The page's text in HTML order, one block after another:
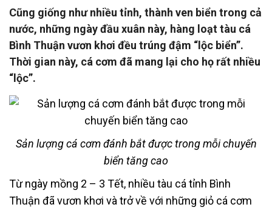
Cũng giống như nhiều tỉnh, thành ven biển trong cả
nước, những ngày đầu xuân này, hàng loạt tàu cá
Bình Thuận vươn khơi đều trúng đậm “lộc biển”.
Thời gian này, cá cơm đã mang lại cho họ rất nhiều
“lộc”.
Sản lượng cá cơm đánh bắt được trong mỗi chuyến
biển tăng cao
Từ ngày mồng 2 – 3 Tết, nhiều tàu cá tỉnh Bình
Thuận đã vươn khơi và trở về với những giỏ cá cơm